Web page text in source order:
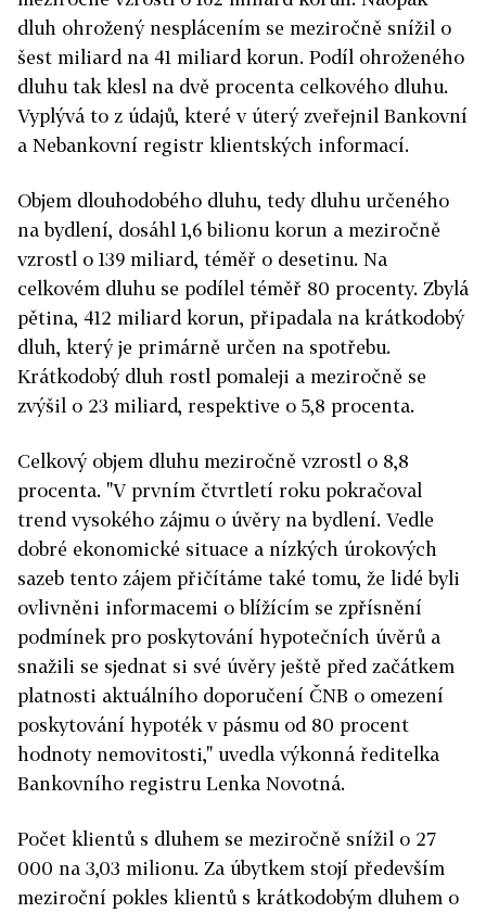
dluh ohrožený nesplácením se meziročně snížil o
šest miliard na 41 miliard korun. Podíl ohroženého
dluhu tak klesl na dvě procenta celkového dluhu.
Vyplývá to z údajů, které v úterý zveřejnil Bankovní
a Nebankovní registr klientských informací.
Objem dlouhodobého dluhu, tedy dluhu určeného
na bydlení, dosáhl 1,6 bilionu korun a meziročně
vzrostl o 139 miliard, téměř o desetinu. Na
celkovém dluhu se podílel téměř 80 procenty. Zbylá
pětina, 412 miliard korun, připadala na krátkodobý
dluh, který je primárně určen na spotřebu.
Krátkodobý dluh rostl pomaleji a meziročně se
zvýšil o 23 miliard, respektive o 5,8 procenta.
Celkový objem dluhu meziročně vzrostl o 8,8
procenta. "V prvním čtvrtletí roku pokračoval
trend vysokého zájmu o úvěry na bydlení. Vedle
dobré ekonomické situace a nízkých úrokových
sazeb tento zájem přičítáme také tomu, že lidé byli
ovlivněni informacemi o blížícím se zpřísnění
podmínek pro poskytování hypotečních úvěrů a
snažili se sjednat si své úvěry ještě před začátkem
platnosti aktuálního doporučení ČNB o omezení
poskytování hypoték v pásmu od 80 procent
hodnoty nemovitosti," uvedla výkonná ředitelka
Bankovního registru Lenka Novotná.
Počet klientů s dluhem se meziročně snížil o 27
000 na 3,03 milionu. Za úbytkem stojí především
meziroční pokles klientů s krátkodobým dluhem o